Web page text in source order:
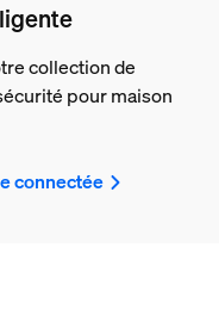
collection de
pour maison
connectée